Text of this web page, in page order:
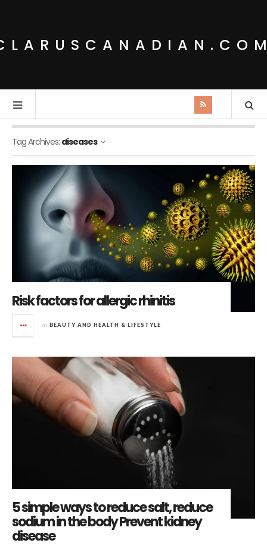
Tag Archives: diseases
Risk factors for allergic rhinitis
in BEAUTY AND HEALTH & LIFESTYLE
5 simple ways to reduce salt, reduce
sodium in the body Prevent kidney
disease